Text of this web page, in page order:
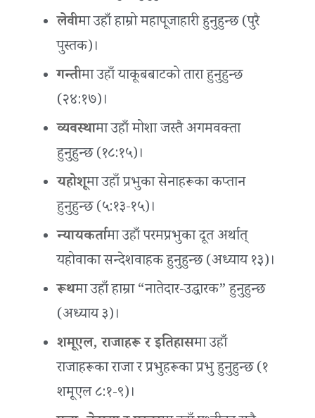
लेवीमा उहाँ हाम्रो महापूजाहारी हुनुहुन्छ (पुरै
पुस्तक)।
गन्तीमा उहाँ याकूबबाटको तारा हुनुहुन्छ
(२४:१७)।
व्यवस्थामा उहाँ मोशा जस्तै अगमवक्ता
हुनुहुन्छ (१८:१५)।
यहोशूमा उहाँ प्रभुका सेनाहरूका कप्तान
हुनुहुन्छ (५:१३-१५)।
न्यायकर्तामा उहाँ परमप्रभुका दूत अर्थात्
यहोवाका सन्देशवाहक हुनुहुन्छ (अध्याय १३)।
रूथमा उहाँ हाम्रा “नातेदार-उद्धारक” हुनुहुन्छ
(अध्याय ३)।
शमूएल, राजाहरू र इतिहासमा उहाँ
राजाहरूका राजा र प्रभुहरूका प्रभु हुनुहुन्छ (१
शमूएल ८:१-९)।